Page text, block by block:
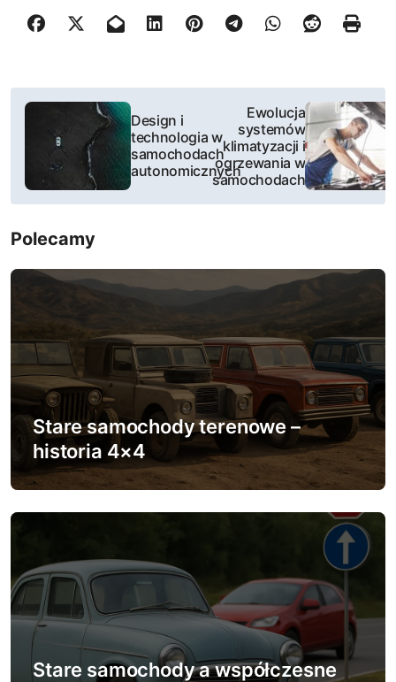
N
w
i
g
a
c
j
a
w
p
i
u
Design i
technologia w
samochodach
autonomicznych
Ewolucja
systemów
klimatyzacji i
ogrzewania w
samochodach
Polecamy
Stare samochody terenowe –
historia 4×4
Stare samochody a współczesne